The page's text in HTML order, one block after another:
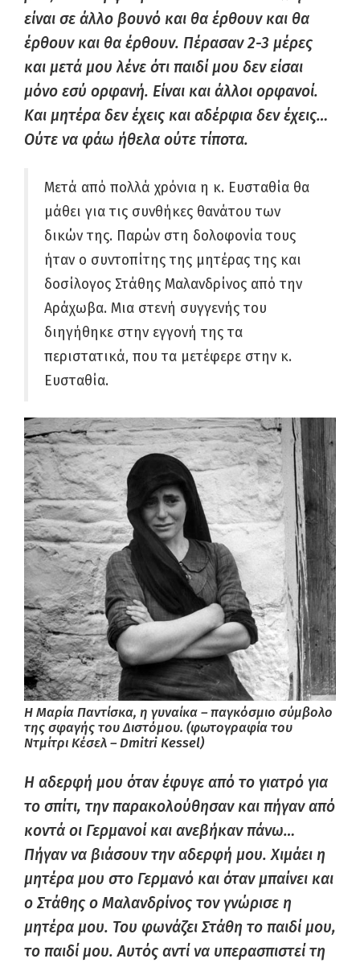
είναι σε άλλο βουνό και θα έρθουν και θα
έρθουν και θα έρθουν. Πέρασαν 2-3 μέρες
και μετά μου λένε ότι παιδί μου δεν είσαι
μόνο εσύ ορφανή. Είναι και άλλοι ορφανοί.
Και μητέρα δεν έχεις και αδέρφια δεν έχεις…
Ούτε να φάω ήθελα ούτε τίποτα.
Μετά από πολλά χρόνια η κ. Ευσταθία θα
μάθει για τις συνθήκες θανάτου των
δικών της. Παρών στη δολοφονία τους
ήταν ο συντοπίτης της μητέρας της και
δοσίλογος Στάθης Μαλανδρίνος από την
Αράχωβα. Μια στενή συγγενής του
διηγήθηκε στην εγγονή της τα
περιστατικά, που τα μετέφερε στην κ.
Ευσταθία.
Η Μαρία Παντίσκα, η γυναίκα – παγκόσμιο σύμβολο
της σφαγής του Διστόμου. (φωτογραφία του
Ντμίτρι Κέσελ – Dmitri Κessel)
Η αδερφή μου όταν έφυγε από το γιατρό για
το σπίτι, την παρακολούθησαν και πήγαν από
κοντά οι Γερμανοί και ανεβήκαν πάνω…
Πήγαν να βιάσουν την αδερφή μου. Χιμάει η
μητέρα μου στο Γερμανό και όταν μπαίνει και
ο Στάθης ο Μαλανδρίνος τον γνώρισε η
μητέρα μου. Του φωνάζει Στάθη το παιδί μου,
το παιδί μου. Αυτός αντί να υπερασπιστεί τη